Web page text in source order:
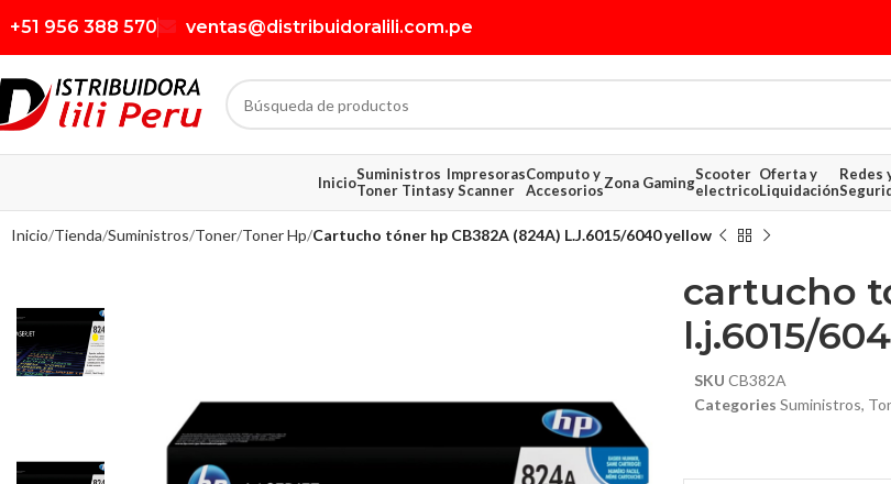
+51 956 388 570 ventas@distribuidoralili.com.pe
InicioSuministros
Toner Tintas
Impresoras
y Scanner
Computo y
AccesoriosZona GamingScooter
electrico
Oferta y
Liquidación
Redes
Inicio Tienda Suministros Toner Toner Hp Cartucho tóner hp CB382A (824A) L.J.6015/6040 yellow
$ 414.54
$ 414.54
cartucho
l.j.6015/
SKU CB382A
Categories Suministros,